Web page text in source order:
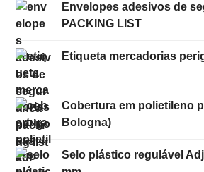
Envelopes adesivos de
PACKING LIST
Etiqueta mercadorias
Cobertura em polietileno
Bologna)
Selo plástico regulável